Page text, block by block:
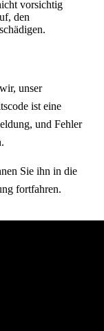
vorsichtig
den
unser
ist eine
und Fehler
Sie ihn in die
fortfahren.